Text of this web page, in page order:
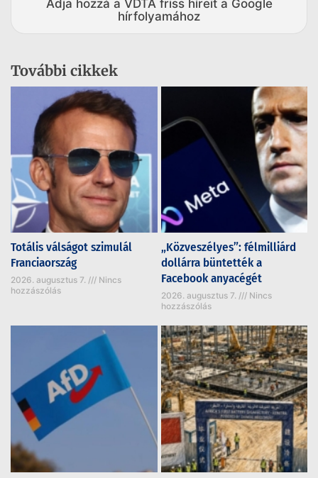
Adja hozzá a VDTA friss híreit a Google
hírfolyamához
További cikkek
Totális válságot szimulál
Franciaország
2026. augusztus 7.
Nincs
hozzászólás
„Közveszélyes”: félmilliárd
dollárra büntették a
Facebook anyacégét
2026. augusztus 7.
Nincs
hozzászólás